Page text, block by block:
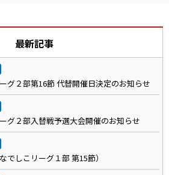
最新記事
グ２部第16節 代替開催日決定のお知らせ
グ２部入替戦予選大会開催のお知らせ
でしこリーグ１部 第15節）